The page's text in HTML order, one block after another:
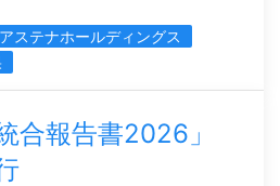
アステナホールディングス
統合報告書2026」